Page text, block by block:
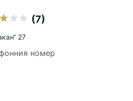
(7)
27
номер